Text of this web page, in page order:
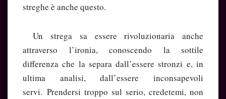
streghe è anche questo.
Un strega sa essere rivoluzionaria anche
attraverso l’ironia, conoscendo la sottile
differenza che la separa dall’essere stronzi e, in
ultima analisi, dall’essere inconsapevoli
servi. Prendersi troppo sul serio, credetemi, non